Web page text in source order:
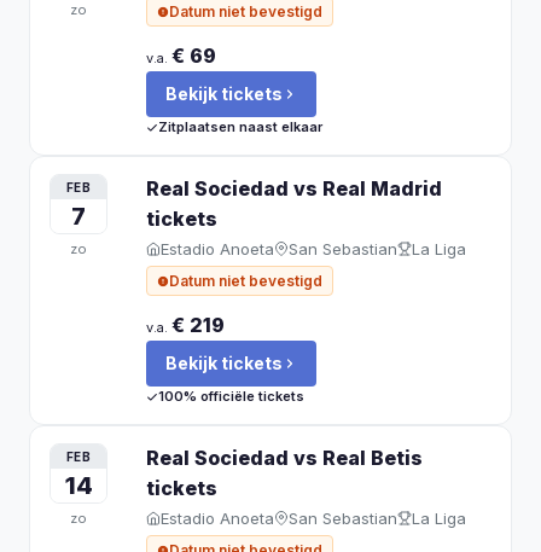
zo Datum niet bevestigd
v.a. € 69
Bekijk tickets
Zitplaatsen naast elkaar
FEB
7
zo
Real Sociedad vs Real Madrid
tickets
Estadio Anoeta San Sebastian La Liga
Datum niet bevestigd
v.a. € 219
Bekijk tickets
100% officiële tickets
FEB
14
zo
Real Sociedad vs Real Betis
tickets
Estadio Anoeta San Sebastian La Liga